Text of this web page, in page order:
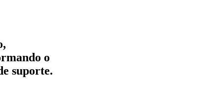
o
suporte.